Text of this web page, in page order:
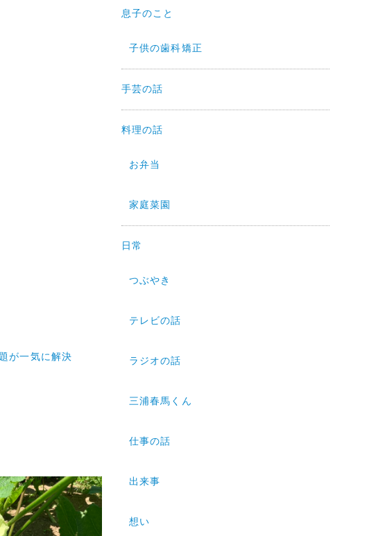
が一気に解決
息子のこと
子供の歯科矯正
手芸の話
料理の話
お弁当
家庭菜園
日常
つぶやき
テレビの話
ラジオの話
三浦春馬くん
仕事の話
出来事
想い